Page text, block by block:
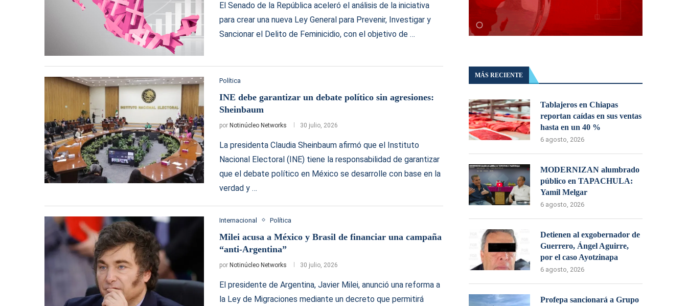
El Senado de la República aceleró el análisis de la iniciativa
para crear una nueva Ley General para Prevenir, Investigar y
Sancionar el Delito de Feminicidio, con el objetivo de …
Política
INE debe garantizar un debate político sin agresiones:
Sheinbaum
por Notinúcleo Networks 30 julio, 2026
La presidenta Claudia Sheinbaum afirmó que el Instituto
Nacional Electoral (INE) tiene la responsabilidad de garantizar
que el debate político en México se desarrolle con base en la
verdad y …
Internacional Política
Milei acusa a México y Brasil de financiar una campaña
“anti-Argentina”
por Notinúcleo Networks 30 julio, 2026
El presidente de Argentina, Javier Milei, anunció una reforma a
la Ley de Migraciones mediante un decreto que permitirá
MÁS RECIENTE
Tablajeros en Chiapas
reportan caídas en sus ventas
hasta en un 40 %
6 agosto, 2026
MODERNIZAN alumbrado
público en TAPACHULA:
Yamil Melgar
6 agosto, 2026
Detienen al exgobernador de
Guerrero, Ángel Aguirre,
por el caso Ayotzinapa
6 agosto, 2026
Profepa sancionará a Grupo